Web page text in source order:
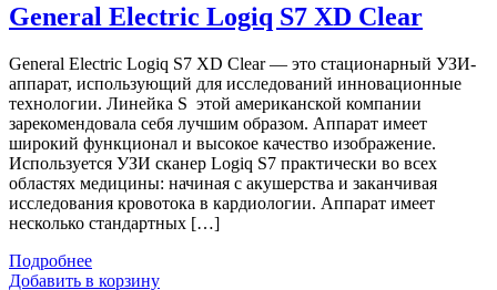
General Electric Logiq S7 XD Clear
General Electric Logiq S7 XD Clear — это стационарный УЗИ-
аппарат, использующий для исследований инновационные
технологии. Линейка S этой американской компании
зарекомендовала себя лучшим образом. Аппарат имеет
широкий функционал и высокое качество изображение.
Используется УЗИ сканер Logiq S7 практически во всех
областях медицины: начиная с акушерства и заканчивая
исследования кровотока в кардиологии. Аппарат имеет
несколько стандартных […]
Подробнее
Добавить в корзину